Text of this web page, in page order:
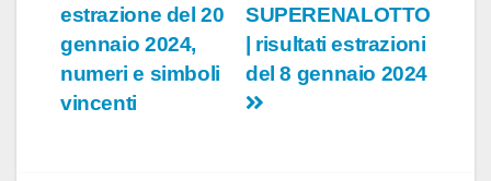
articoli
SUPERENALOTTO
| risultati estrazioni
del 8 gennaio 2024
estrazione del 20
gennaio 2024,
numeri e simboli
vincenti